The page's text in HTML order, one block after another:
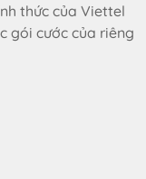
thức của Viettel
gói cước của riêng